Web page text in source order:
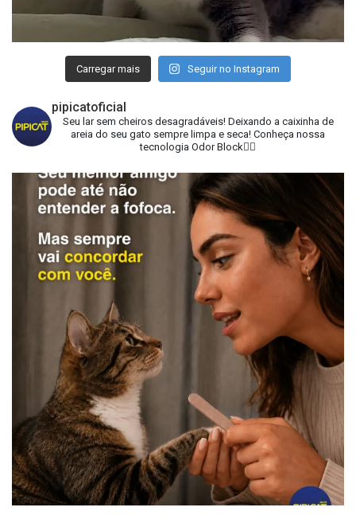
Carregar mais Seguir no Instagram
pipicatoficial
Seu lar sem cheiros desagradáveis! Deixando a caixinha de
areia do seu gato sempre limpa e seca! Conheça nossa
tecnologia Odor Block👇🏻